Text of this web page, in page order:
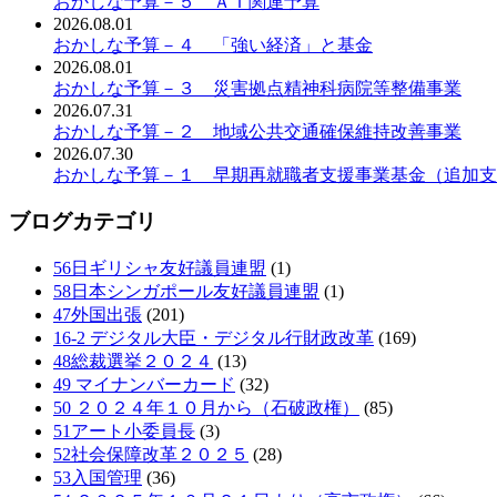
2026.08.01
おかしな予算－４ 「強い経済」と基金
2026.08.01
おかしな予算－３ 災害拠点精神科病院等整備事業
2026.07.31
おかしな予算－２ 地域公共交通確保維持改善事業
2026.07.30
おかしな予算－１ 早期再就職者支援事業基金（追加
ブログカテゴリ
56日ギリシャ友好議員連盟 (1)
58日本シンガポール友好議員連盟 (1)
47外国出張 (201)
16-2 デジタル大臣・デジタル行財政改革 (169)
48総裁選挙２０２４ (13)
49 マイナンバーカード (32)
50 ２０２４年１０月から（石破政権）
(85)
51アート小委員長 (3)
52社会保障改革２０２５ (28)
53入国管理 (36)